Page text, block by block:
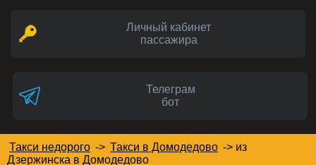
Личный кабинет
пассажира
Телеграм
бот
Такси недорого -> Такси в Домодедово -> из
Дзержинска в Домодедово